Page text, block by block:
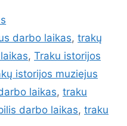
darbo laikas,trakų
, Traku istorijos
istorijos muziejus
laikas, traku
darbo laikas, traku